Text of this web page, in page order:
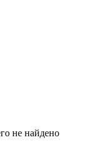
не найдено